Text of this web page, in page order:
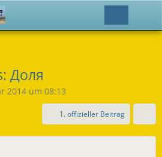
Доля
2014 um 08:13
1. offizieller Beitrag